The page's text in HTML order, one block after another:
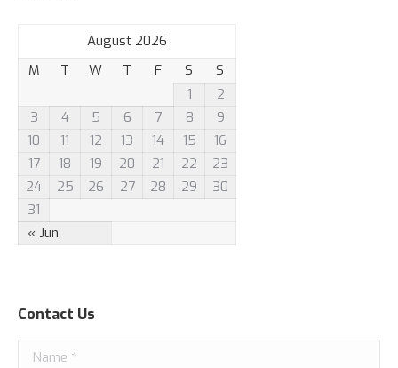
August 2026
M
T W T F S S
« Jun
1
2
3
4 5 6 7 8
9
10
11 12 13 14 15
16
17
18 19 20 21 22
23
24
25 26 27 28 29
30
31
Contact Us
Name *